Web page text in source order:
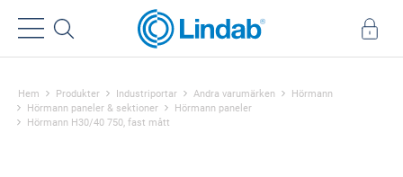
Hem Produkter Industriportar Andra varumärken
Hörmann
Hörmann paneler & sektioner
Hörmann paneler
Hörmann H30/40 750, fast mått